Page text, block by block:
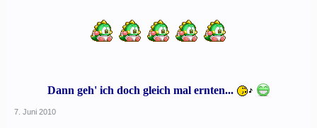
Dann geh' ich doch gleich mal ernten...
7. Juni 2010